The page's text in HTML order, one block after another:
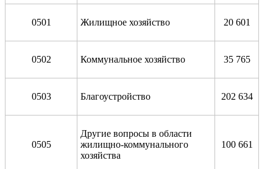
0501 Жилищное хозяйство 20 601
0502 Коммунальное хозяйство 35 765
0503 Благоустройство 202 634
0505
Другие вопросы в области
жилищно-коммунального
хозяйства
100 661